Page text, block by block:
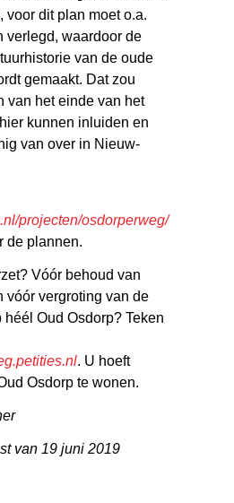
voor dit plan moet o.a.
verlegd, waardoor de
van de oude
gemaakt. Dat zou
van het einde van het
kunnen inluiden en
van over in Nieuw-
projecten/osdorperweg/
de plannen.
Vóór behoud van
vóór vergroting van de
Oud Osdorp? Teken
. U hoeft
Osdorp te wonen.
van 19 juni 2019